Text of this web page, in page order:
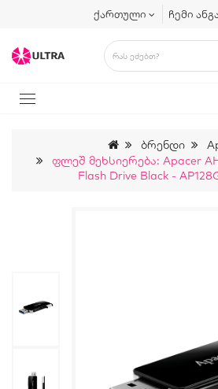
ქართული ჩემი
Ბრენდი
Ფლეშ Მეხსიერება: Apacer
Flash Drive Black -